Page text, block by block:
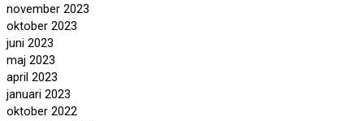
november 2023
oktober 2023
juni 2023
maj 2023
april 2023
januari 2023
oktober 2022